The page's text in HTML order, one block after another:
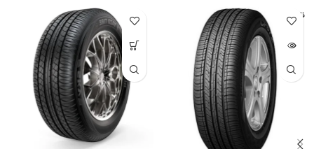
ناموجو
د